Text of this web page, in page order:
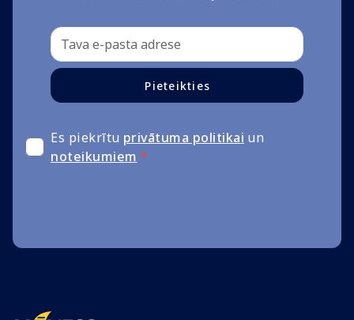
Pieteikties
Es piekrītu privātuma politikai un
noteikumiem *